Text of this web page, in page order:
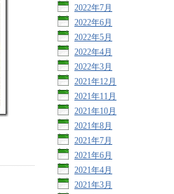
2022年7月
2022年6月
2022年5月
2022年4月
2022年3月
2021年12月
2021年11月
2021年10月
2021年8月
2021年7月
2021年6月
2021年4月
2021年3月